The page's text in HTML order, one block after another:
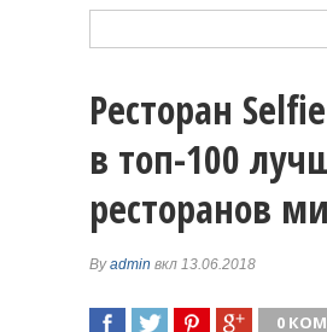
Ресторан
в топ-100
ресторанов
Byadmin вкл 13.06.2018
0